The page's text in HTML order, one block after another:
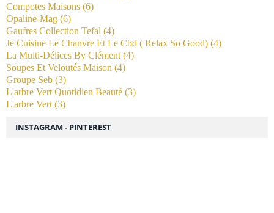
Compotes Maisons (6)
Opaline-Mag (6)
Gaufres Collection Tefal (4)
Je Cuisine Le Chanvre Et Le Cbd ( Relax So Good) (4)
La Multi-Délices By Clément (4)
Soupes Et Veloutés Maison (4)
Groupe Seb (3)
L'arbre Vert Quotidien Beauté (3)
L'arbre Vert (3)
INSTAGRAM - PINTEREST